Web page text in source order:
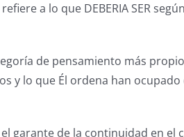
a lo que DEBERIA SER
de pensamiento más
y lo que Él ordena han ocupado
garante de la continuidad en el